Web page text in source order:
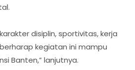
disiplin, sportivitas, kerja
kegiatan ini mampu
Banten,” lanjutnya.